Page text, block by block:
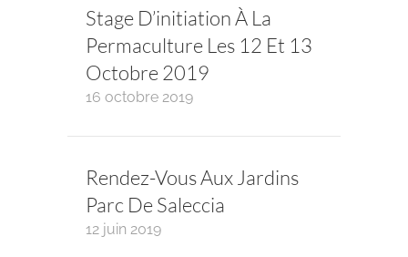
Stage D’initiation À La
Permaculture Les 12 Et 13
Octobre 2019
16 octobre 2019
Rendez-Vous Aux Jardins
Parc De Saleccia
12 juin 2019